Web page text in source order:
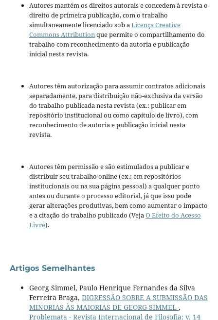
Autores mantém os direitos autorais e concedem à revista o
direito de primeira publicação, com o trabalho
simultaneamente licenciado sob aLicença Creative
Commons Attributionque permite o compartilhamento do
trabalho com reconhecimento da autoria e publicação
inicial nesta revista.
Autores têm autorização para assumir contratos adicionais
separadamente, para distribuição não-exclusiva da versão
do trabalho publicada nesta revista (ex.: publicar em
repositório institucional ou como capítulo de livro), com
reconhecimento de autoria e publicação inicial nesta
revista.
Autores têm permissão e são estimulados a publicar e
distribuir seu trabalho online (ex.: em repositórios
institucionais ou na sua página pessoal) a qualquer ponto
antes ou durante o processo editorial, já que isso pode
gerar alterações produtivas, bem como aumentar o impacto
e a citação do trabalho publicado (VejaO Efeito do Acesso
Livre).
Artigos Semelhantes
Georg Simmel, Paulo Henrique Fernandes da Silva
Ferreira Braga, DIGRESSÃO SOBRE A SUBMISSÃO DAS
MINORIAS ÀS MAIORIAS DE GEORG SIMMEL ,
Problemata - Revista Internacional de Filosofia: v. 14